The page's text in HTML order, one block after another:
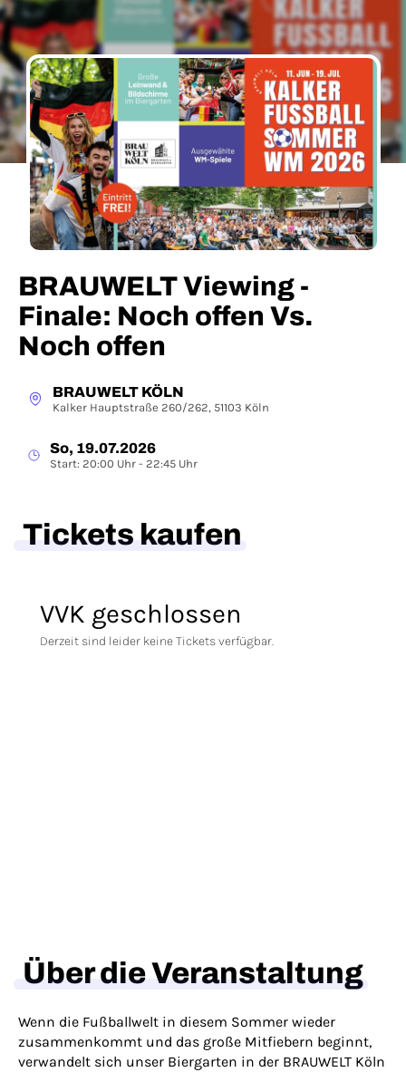
BRAUWELT Viewing -
Finale: Noch offen Vs.
Noch offen
BRAUWELT KÖLN
Kalker Hauptstraße 260/262, 51103 Köln
So, 19.07.2026
Start: 20:00 Uhr - 22:45 Uhr
Tickets kaufen
VVK geschlossen
Derzeit sind leider keine Tickets verfügbar.
Über die Veranstaltung
Wenn die Fußballwelt in diesem Sommer wieder
zusammenkommt und das große Mitfiebern beginnt,
verwandelt sich unser Biergarten in der BRAUWELT Köln